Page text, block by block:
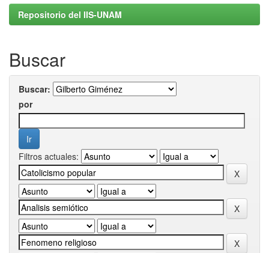
Repositorio del IIS-UNAM
Buscar
Buscar:
por
Filtros actuales: